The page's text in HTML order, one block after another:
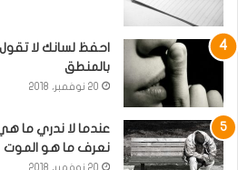
احفظ لسانك لا
بالمنطق
20 نوفمبر، 2018
عندما لا ندري ما
نعرف ما هو الموت
20 نوفمبر، 2018